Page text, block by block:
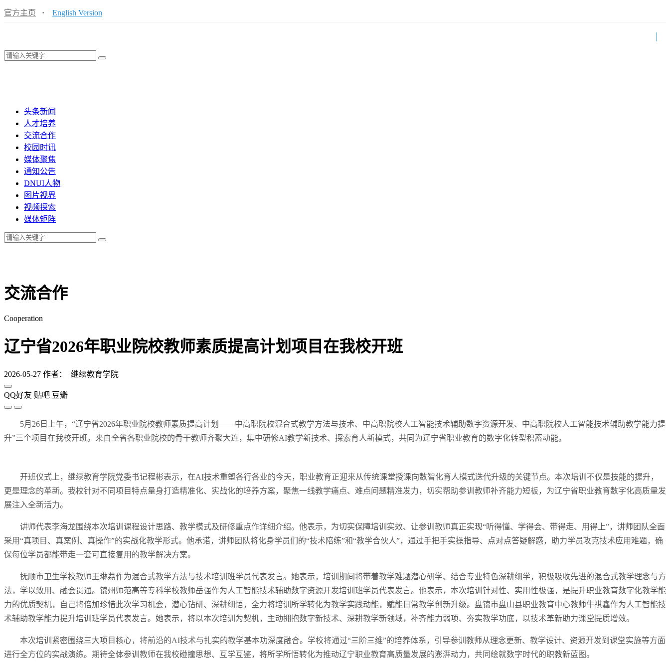
官方主页 · English Version
头条新闻
人才培养
交流合作
校园时讯
媒体聚焦
通知公告
DNUI人物
图片视界
视频探索
媒体矩阵
交流合作
Cooperation
辽宁省2026年职业院校教师素质提高计划项目在我校开班
2026-05-27 作者： 继续教育学院
QQ好友 贴吧 豆瓣
5月26日上午，“辽宁省2026年职业院校教师素质提高计划——中高职院校混合式教学方法与技术、中高职院校人工智能技术辅助数字资源开发、中高职院校人工智能技术辅助教学能力提
升”三个项目在我校开班。来自全省各职业院校的骨干教师齐聚大连，集中研修AI教学新技术、探索育人新模式，共同为辽宁省职业教育的数字化转型积蓄动能。
开班仪式上，继续教育学院党委书记程彬表示，在AI技术重塑各行各业的今天，职业教育正迎来从传统课堂授课向数智化育人模式迭代升级的关键节点。本次培训不仅是技能的提升，
更是理念的革新。我校针对不同项目特点量身打造精准化、实战化的培养方案，聚焦一线教学痛点、难点问题精准发力，切实帮助参训教师补齐能力短板，为辽宁省职业教育数字化高质量发
展注入全新活力。
讲师代表李海龙围绕本次培训课程设计思路、教学模式及研修重点作详细介绍。他表示，为切实保障培训实效、让参训教师真正实现“听得懂、学得会、带得走、用得上”，讲师团队全面
采用“真项目、真案例、真操作”的实战化教学形式。他承诺，讲师团队将化身学员们的“技术陪练”和“教学合伙人”，通过手把手实操指导、点对点答疑解惑，助力学员攻克技术应用难题，确
保每位学员都能带走一套可直接复用的教学解决方案。
抚顺市卫生学校教师王琳荔作为混合式教学方法与技术培训班学员代表发言。她表示，培训期间将带着教学难题潜心研学、结合专业特色深耕细学，积极吸收先进的混合式教学理念与方
法，学以致用、融会贯通。锦州师范高等专科学校教师岳强作为人工智能技术辅助数字资源开发培训班学员代表发言。他表示，本次培训针对性、实用性极强，是提升职业教育数字化教学能
力的优质契机，自己将倍加珍惜此次学习机会，潜心钻研、深耕细悟，全力将培训所学转化为教学实践动能，赋能日常教学创新升级。盘锦市盘山县职业教育中心教师牛祺鑫作为人工智能技
术辅助教学能力提升培训班学员代表发言。她表示，将以本次培训为契机，主动拥抱数字新技术、深耕教学新领域，补齐能力弱项、夯实教学功底，以技术革新助力课堂提质增效。
本次培训紧密围绕三大项目核心，将前沿的AI技术与扎实的教学基本功深度融合。学校将通过“三阶三维”的培养体系，引导参训教师从理念更新、教学设计、资源开发到课堂实施等方面
进行全方位的实战演练。期待全体参训教师在我校碰撞思想、互学互鉴，将所学所悟转化为推动辽宁职业教育高质量发展的澎湃动力，共同绘就数字时代的职教新蓝图。